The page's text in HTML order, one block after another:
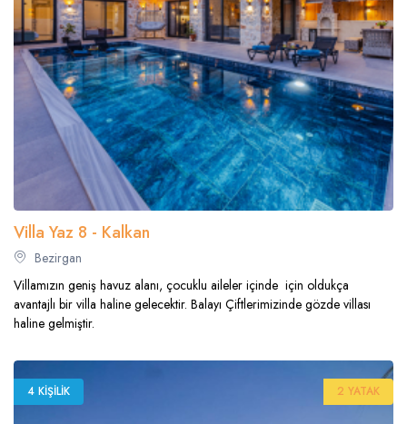
Villa Yaz 8 - Kalkan
Bezirgan
Villamızın geniş havuz alanı, çocuklu aileler içinde için oldukça
avantajlı bir villa haline gelecektir. Balayı Çiftlerimizinde gözde villası
haline gelmiştir.
4 KIŞILIK 2 YATAK